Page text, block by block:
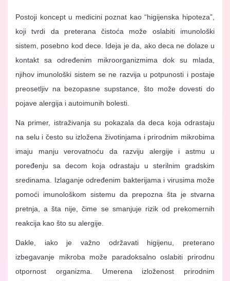
Postoji koncept u medicini poznat kao “higijenska hipoteza”,
koji tvrdi da preterana čistoća može oslabiti imunološki
sistem, posebno kod dece. Ideja je da, ako deca ne dolaze u
kontakt sa određenim mikroorganizmima dok su mlada,
njihov imunološki sistem se ne razvija u potpunosti i postaje
preosetljiv na bezopasne supstance, što može dovesti do
pojave alergija i autoimunih bolesti.
Na primer, istraživanja su pokazala da deca koja odrastaju
na selu i često su izložena životinjama i prirodnim mikrobima
imaju manju verovatnoću da razviju alergije i astmu u
poređenju sa decom koja odrastaju u sterilnim gradskim
sredinama. Izlaganje određenim bakterijama i virusima može
pomoći imunološkom sistemu da prepozna šta je stvarna
pretnja, a šta nije, čime se smanjuje rizik od prekomernih
reakcija kao što su alergije.
Dakle, iako je važno održavati higijenu, preterano
izbegavanje mikroba može paradoksalno oslabiti prirodnu
otpornost organizma. Umerena izloženost prirodnim